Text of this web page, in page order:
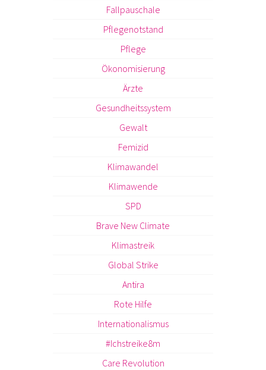
Fallpauschale
Pflegenotstand
Pflege
Ökonomisierung
Ärzte
Gesundheitssystem
Gewalt
Femizid
Klimawandel
Klimawende
SPD
Brave New Climate
Klimastreik
Global Strike
Antira
Rote Hilfe
Internationalismus
#Ichstreike8m
Care Revolution